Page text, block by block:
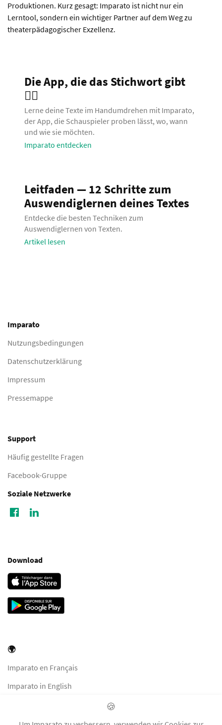
Produktionen. Kurz gesagt: Imparato ist nicht nur ein
Lerntool, sondern ein wichtiger Partner auf dem Weg zu
theaterpädagogischer Exzellenz.
Die App, die das Stichwort gibt
🧞‍♂️
Lerne deine Texte im Handumdrehen mit Imparato,
der App, die Schauspieler proben lässt, wo, wann
und wie sie möchten.
Imparato entdecken
Leitfaden — 12 Schritte zum
Auswendiglernen deines Textes
Entdecke die besten Techniken zum
Auswendiglernen von Texten.
Artikel lesen
Imparato
Nutzungsbedingungen
Datenschutzerklärung
Impressum
Pressemappe
Support
Häufig gestellte Fragen
Facebook-Gruppe
Soziale Netzwerke
Download
🌍
Imparato en Français
Imparato in English
Imparato auf Deutsch
🍪